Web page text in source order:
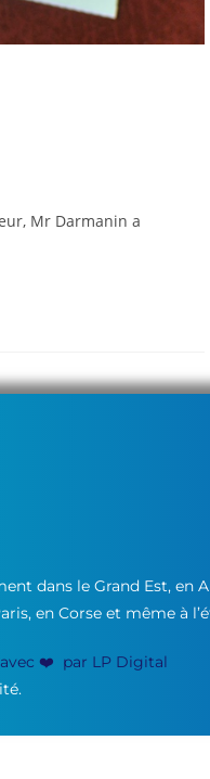
Mr Darmanin a
dans le Grand Est, en
en Corse et même à
❤️ par LP Digital